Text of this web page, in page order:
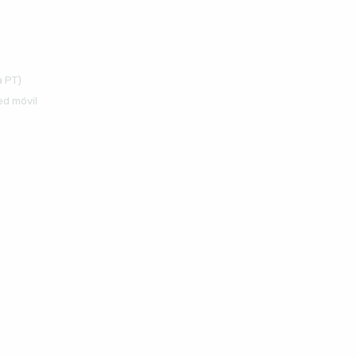
PT)
móvil